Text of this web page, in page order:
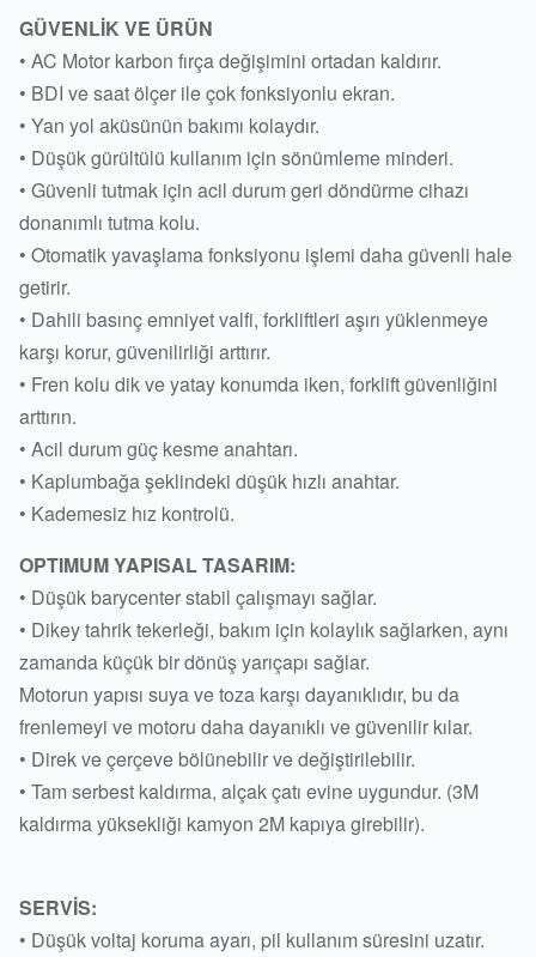
GÜVENLİK VE ÜRÜN
• AC Motor karbon fırça değişimini ortadan kaldırır.
• BDI ve saat ölçer ile çok fonksiyonlu ekran.
• Yan yol aküsünün bakımı kolaydır.
• Düşük gürültülü kullanım için sönümleme minderi.
• Güvenli tutmak için acil durum geri döndürme cihazı
donanımlı tutma kolu.
• Otomatik yavaşlama fonksiyonu işlemi daha güvenli hale
getirir.
• Dahili basınç emniyet valfi, forkliftleri aşırı yüklenmeye
karşı korur, güvenilirliği arttırır.
• Fren kolu dik ve yatay konumda iken, forklift güvenliğini
arttırın.
• Acil durum güç kesme anahtarı.
• Kaplumbağa şeklindeki düşük hızlı anahtar.
• Kademesiz hız kontrolü.
OPTIMUM YAPISAL TASARIM:
• Düşük barycenter stabil çalışmayı sağlar.
• Dikey tahrik tekerleği, bakım için kolaylık sağlarken, aynı
zamanda küçük bir dönüş yarıçapı sağlar.
Motorun yapısı suya ve toza karşı dayanıklıdır, bu da
frenlemeyi ve motoru daha dayanıklı ve güvenilir kılar.
• Direk ve çerçeve bölünebilir ve değiştirilebilir.
• Tam serbest kaldırma, alçak çatı evine uygundur. (3M
kaldırma yüksekliği kamyon 2M kapıya girebilir).
SERVİS:
• Düşük voltaj koruma ayarı, pil kullanım süresini uzatır.